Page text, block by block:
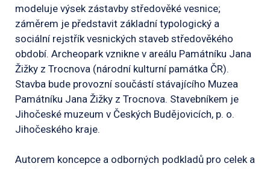
modeluje výsek zástavby středověké vesnice;
záměrem je představit základní typologický a
sociální rejstřík vesnických staveb středověkého
období. Archeopark vznikne v areálu Památníku Jana
Žižky z Trocnova (národní kulturní památka ČR).
Stavba bude provozní součástí stávajícího Muzea
Památníku Jana Žižky z Trocnova. Stavebníkem je
Jihočeské muzeum v Českých Budějovicích, p. o.
Jihočeského kraje.
Autorem koncepce a odborných podkladů pro celek a